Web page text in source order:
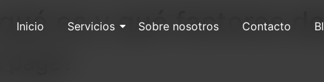
Inicio Servicios Sobre nosotros Contacto
qué es y qué factores